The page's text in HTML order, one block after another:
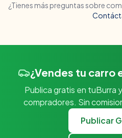
¿Tienes más preguntas sobre
¿Vendes tu carro
Publica gratis en tuBurra
compradores. Sin
Publicar